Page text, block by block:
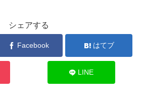
シェアする
Facebook はてブ
LINE